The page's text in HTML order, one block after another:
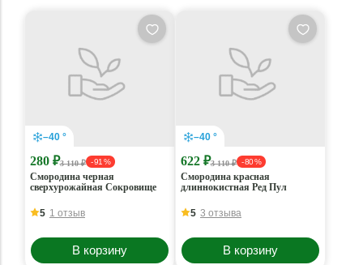
–40 °
280 ₽3 110 ₽ - 91 %
Смородина черная
сверхурожайная Сокровище
5 1 отзыв
В корзину
–40 °
622 ₽3 110 ₽ - 80 %
Смородина красная
длиннокистная Ред Пул
5 3 отзыва
В корзину